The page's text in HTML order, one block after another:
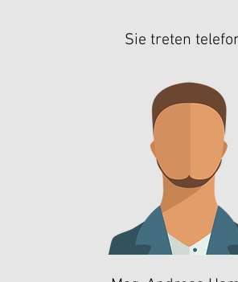
Sie treten